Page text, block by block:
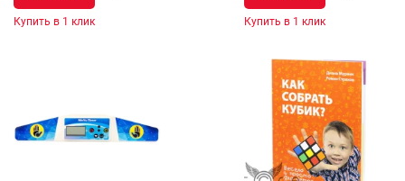
Купить в 1 клик Купить в 1 клик